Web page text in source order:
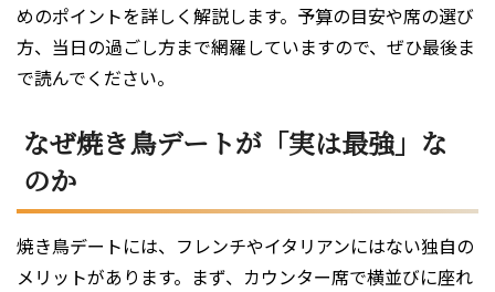
めのポイントを詳しく解説します。予算の目安や席の選び
方、当日の過ごし方まで網羅していますので、ぜひ最後ま
で読んでください。
なぜ焼き鳥デートが「実は最強」な
のか
焼き鳥デートには、フレンチやイタリアンにはない独自の
メリットがあります。まず、カウンター席で横並びに座れ